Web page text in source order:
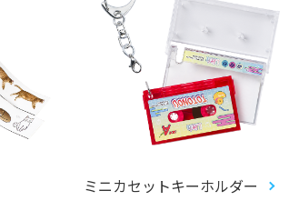
ミニカセットキーホルダー